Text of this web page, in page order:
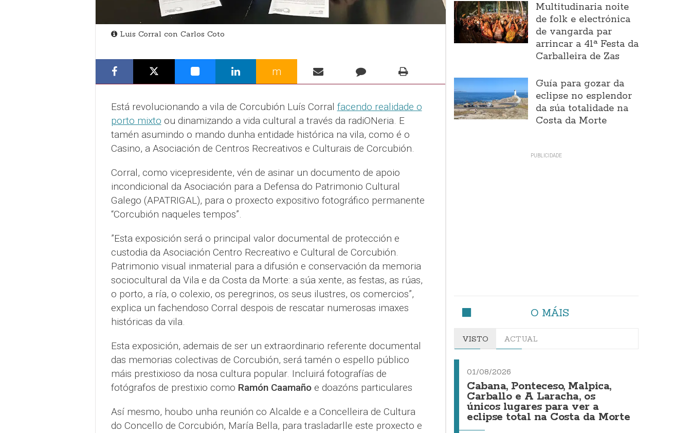
Luis Corral con Carlos Coto
m
Está revolucionando a vila de Corcubión Luís Corral facendo realidade o
porto mixto ou dinamizando a vida cultural a través da radiONeria. E
tamén asumindo o mando dunha entidade histórica na vila, como é o
Casino, a Asociación de Centros Recreativos e Culturais de Corcubión.
Corral, como vicepresidente, vén de asinar un documento de apoio
incondicional da Asociación para a Defensa do Patrimonio Cultural
Galego (APATRIGAL), para o proxecto expositivo fotográfico permanente
“Corcubión naqueles tempos”.
”Esta exposición será o principal valor documental de protección e
custodia da Asociación Centro Recreativo e Cultural de Corcubión.
Patrimonio visual inmaterial para a difusión e conservación da memoria
sociocultural da Vila e da Costa da Morte: a súa xente, as festas, as rúas,
o porto, a ría, o colexio, os peregrinos, os seus ilustres, os comercios”,
explica un fachendoso Corral despois de rescatar numerosas imaxes
históricas da vila.
Esta exposición, ademais de ser un extraordinario referente documental
das memorias colectivas de Corcubión, será tamén o espello público
máis prestixioso da nosa cultura popular. Incluirá fotografías de
fotógrafos de prestixio como Ramón Caamañoe doazóns particulares
Así mesmo, houbo unha reunión co Alcalde e a Concelleira de Cultura
do Concello de Corcubión, María Bella, para trasladarlle este proxecto e
Multitudinaria noite
de folk e electrónica
de vangarda par
arrincar a 41ª Festa da
Carballeira de Zas
Guía para gozar da
eclipse no esplendor
da súa totalidade na
Costa da Morte
O MÁIS
VISTO ACTUAL
01/08/2026
Cabana, Ponteceso, Malpica,
Carballo e A Laracha, os
únicos lugares para ver a
eclipse total na Costa da Morte